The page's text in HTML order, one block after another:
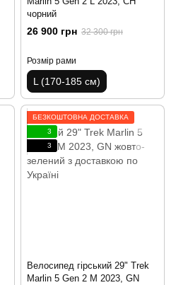
чорний
26 900 грн 32 300 грн
Розмір рами
L (170-185 см)
БЕЗКОШТОВНА ДОСТАВКА
3
3
Велосипед гірський 29" Trek
Marlin 5 Gen 2 M 2023, GN